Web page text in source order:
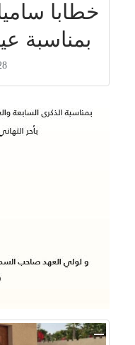
خطابا
بمناسبة
28